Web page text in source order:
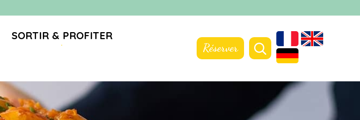
SORTIR & PROFITER
Réserver